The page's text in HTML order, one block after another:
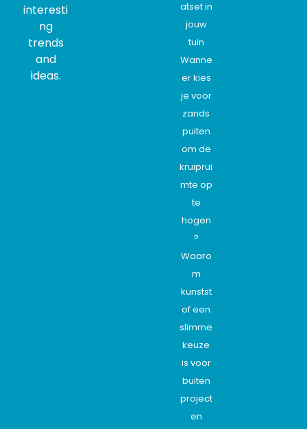
interesti
ng
trends
and
ideas.
atset in
jouw
tuin
Wanne
er kies
je voor
zands
puiten
om de
kruiprui
mte op
te
hogen
?
Waaro
m
kunstst
of een
slimme
keuze
is voor
buiten
project
en